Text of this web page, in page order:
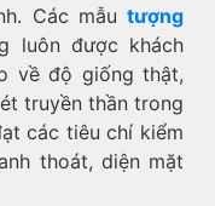
Các mẫu tượng
luôn được khách
về độ giống thật,
truyền thần trong
các tiêu chí kiểm
thoát, diện mặt